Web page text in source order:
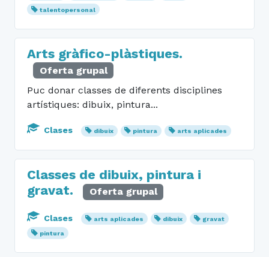
talentopersonal
Arts gràfico-plàstiques.
Oferta grupal
Puc donar classes de diferents disciplines
artístiques: dibuix, pintura...
Clases dibuix pintura arts aplicades
Classes de dibuix, pintura i
gravat.
Oferta grupal
Clases arts aplicades dibuix
gravat
pintura